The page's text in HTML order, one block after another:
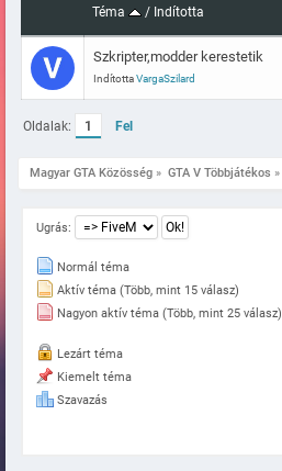
Téma / Indította
Szkripter,modder kerestetik
IndítottaVargaSzilard
Oldalak: 1 Fel
Magyar GTA Közösség » GTA V Többjátékos »
Ugrás:
Normál téma
Aktív téma (Több, mint 15 válasz)
Nagyon aktív téma (Több, mint 25 válasz)
Lezárt téma
Kiemelt téma
Szavazás